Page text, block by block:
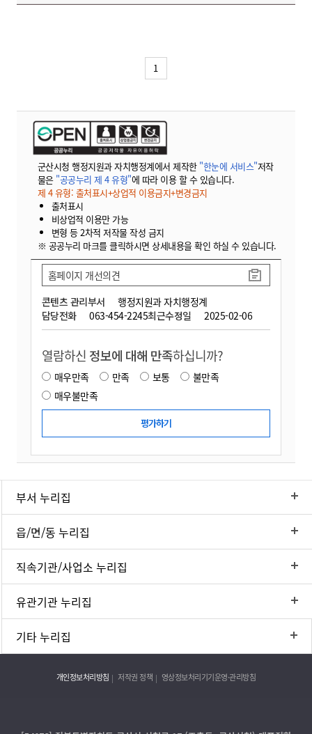
1
군산시청 행정지원과 자치행정계에서 제작한 "한눈에 서비스"저작
물은 "공공누리 제 4 유형"에 따라 이용 할 수 있습니다.
제 4 유형: 출처표시+상업적 이용금지+변경금지
출처표시
비상업적 이용만 가능
변형 등 2차적 저작물 작성 금지
※ 공공누리 마크를 클릭하시면 상세내용을 확인 하실 수 있습니다.
콘텐츠 관리부서
행정지원과 자치행정계
담당전화
063-454-2245최근수정일 2025-02-06
홈페이지 개선의견
열람하신 정보에 대해 만족하십니까?
매우만족 만족 보통
불만족
매우불만족
부서 누리집
읍/면/동 누리집
직속기관/사업소 누리집
유관기관 누리집
기타 누리집
개인정보처리방침 저작권 정책 영상정보처리기기운영·관리방침